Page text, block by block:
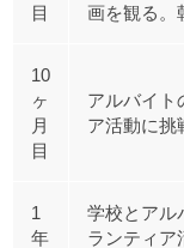
目
画を観る。
10
ヶ
月
目
アルバイト
ア活動に挑
1
年
学校とアル
ランティア